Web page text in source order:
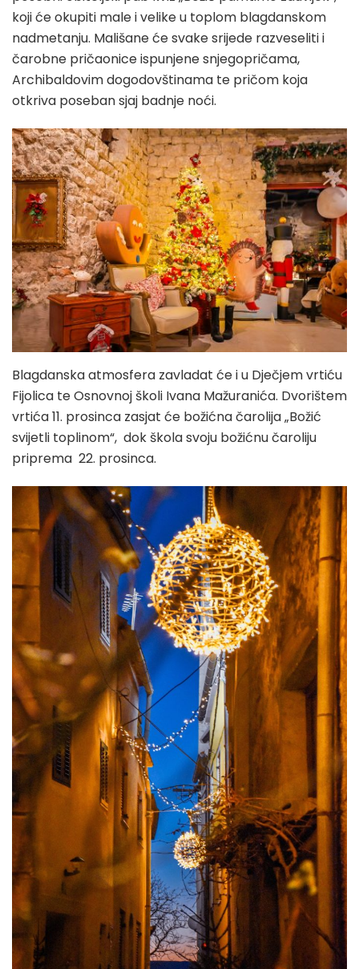
koji će okupiti male i velike u toplom blagdanskom
nadmetanju. Mališane će svake srijede razveseliti i
čarobne pričaonice ispunjene snjegopričama,
Archibaldovim dogodovštinama te pričom koja
otkriva poseban sjaj badnje noći.
Blagdanska atmosfera zavladat će i u Dječjem vrtiću
Fijolica te Osnovnoj školi Ivana Mažuranića. Dvorištem
vrtića 11. prosinca zasjat će božićna čarolija „Božić
svijetli toplinom“, dok škola svoju božićnu čaroliju
priprema 22. prosinca.